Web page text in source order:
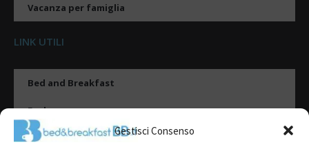
Gestisci Consenso
Vacanza per famiglia
LINK UTILI
Bed and Breakfast
Esplora
Tipologie di alloggio